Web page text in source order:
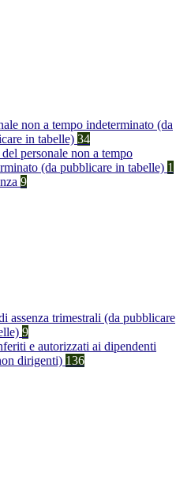
non a tempo indeterminato (da
in tabelle) 34
personale non a tempo
(da pubblicare in tabelle) 1
9
assenza trimestrali (da pubblicare
9
e autorizzati ai dipendenti
dirigenti) 136